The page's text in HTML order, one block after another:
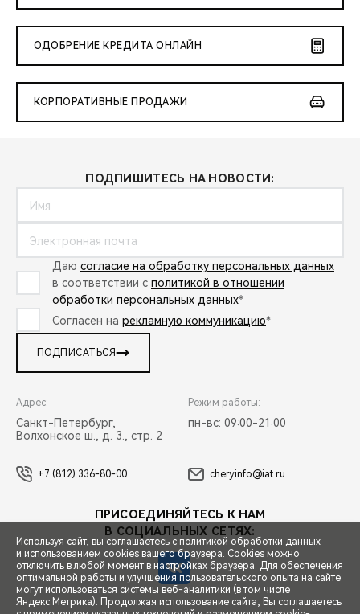
СПЕЦПРЕДЛОЖЕНИЯ
ОДОБРЕНИЕ КРЕДИТА ОНЛАЙН
КОРПОРАТИВНЫЕ ПРОДАЖИ
ПОДПИШИТЕСЬ НА НОВОСТИ:
Даю согласие на обработку персональных данных
в соответствии с политикой в отношении
обработки персональных данных*
Согласен на рекламную коммуникацию*
ПОДПИСАТЬСЯ
Адрес:
Санкт-Петербург,
Волхонское ш., д. 3., стр. 2
Режим работы:
пн-вс: 09:00-21:00
+7 (812) 336-80-00 cheryinfo@iat.ru
ПРИСОЕДИНЯЙТЕСЬ К НАМ
В СОЦИАЛЬНЫХ СЕТЯХ:
Используя сайт, вы соглашаетесь с политикой обработки данных
и использованием cookies вашего браузера. Cookies можно
отключить в любой момент в настройках браузера. Для обеспечения
оптимальной работы и улучшения пользовательского опыта на сайте
могут использоваться системы веб-аналитики (в том числе
Яндекс.Метрика). Продолжая использование сайта, Вы соглашаетесь